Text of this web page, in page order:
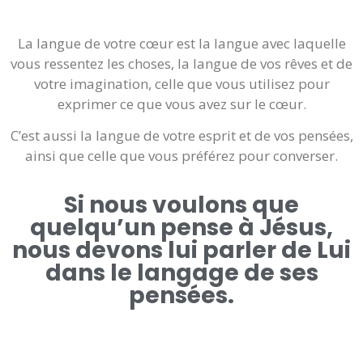
La langue de votre cœur est la langue avec laquelle
vous ressentez les choses, la langue de vos rêves et de
votre imagination, celle que vous utilisez pour
exprimer ce que vous avez sur le cœur.
C’est aussi la langue de votre esprit et de vos pensées,
ainsi que celle que vous préférez pour converser.
Si nous voulons que
quelqu’un pense à Jésus,
nous devons lui parler de Lui
dans le langage de ses
pensées.